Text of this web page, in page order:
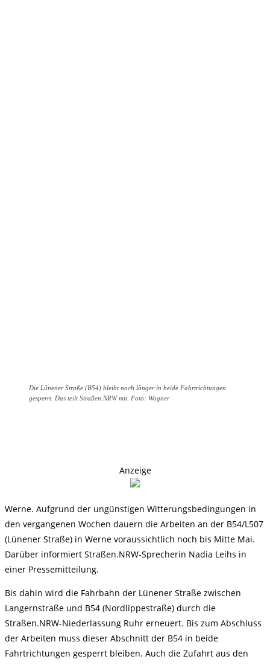
Die Lünener Straße (B54) bleibt noch länger in beide Fahrtrichtungen
gesperrt. Das teilt Straßen.NRW mit. Foto: Wagner
Anzeige
Werne. Aufgrund der ungünstigen Witterungsbedingungen in
den vergangenen Wochen dauern die Arbeiten an der B54/L507
(Lünener Straße) in Werne voraussichtlich noch bis Mitte Mai.
Darüber informiert Straßen.NRW-Sprecherin Nadia Leihs in
einer Pressemitteilung.
Bis dahin wird die Fahrbahn der Lünener Straße zwischen
Langernstraße und B54 (Nordlippestraße) durch die
Straßen.NRW-Niederlassung Ruhr erneuert. Bis zum Abschluss
der Arbeiten muss dieser Abschnitt der B54 in beide
Fahrtrichtungen gesperrt bleiben. Auch die Zufahrt aus den